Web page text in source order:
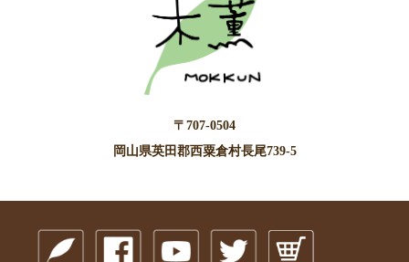
〒707-0504
岡山県英田郡西粟倉村長尾739-5